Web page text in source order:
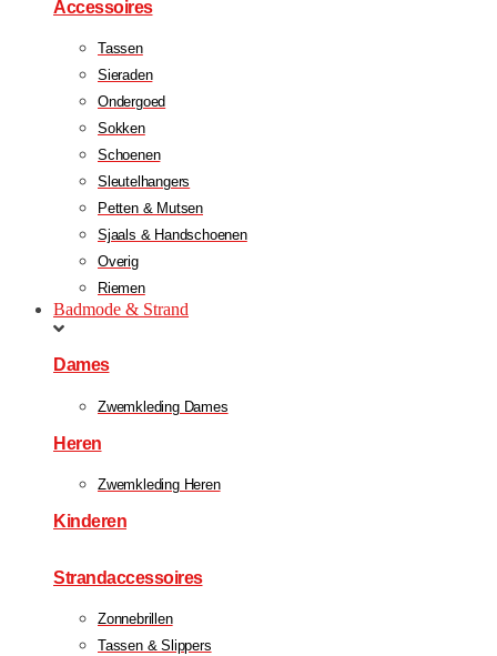
Accessoires
Tassen
Sieraden
Ondergoed
Sokken
Schoenen
Sleutelhangers
Petten & Mutsen
Sjaals & Handschoenen
Overig
Riemen
Badmode & Strand
Dames
Zwemkleding Dames
Heren
Zwemkleding Heren
Kinderen
Strandaccessoires
Zonnebrillen
Tassen & Slippers